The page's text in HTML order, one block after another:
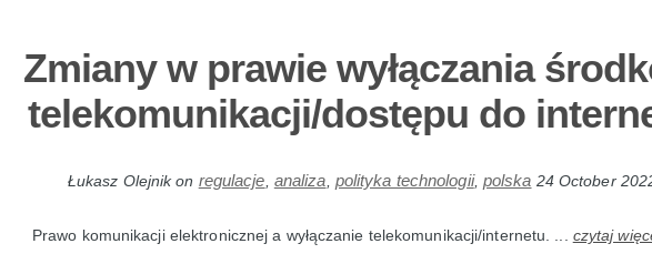
Zmiany w prawie wyłączania
telekomunikacji/dostępu do
Łukasz Olejnikon regulacje, analiza, polityka technologii, polska 24 October
Prawo komunikacji elektronicznej a wyłączanie telekomunikacji/internetu. ... czytaj